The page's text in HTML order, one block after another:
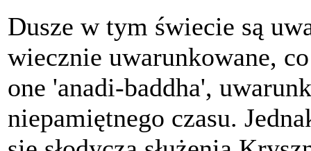
Dusze w tym świecie są
wiecznie uwarunkowane,
one 'anadi-baddha',
niepamiętnego czasu.